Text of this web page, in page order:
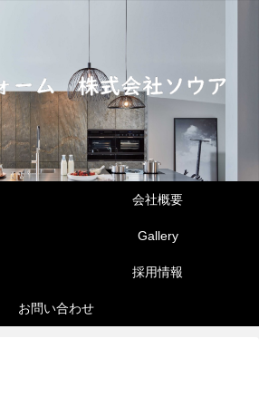
会社概要
Gallery
採用情報
お問い合わせ